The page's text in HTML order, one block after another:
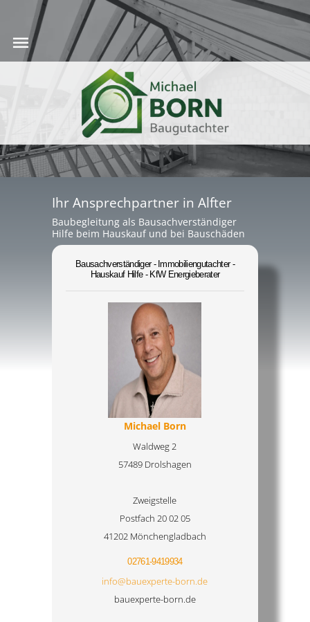
Ihr Ansprechpartner in Alfter
Baubegleitung als Bausachverständiger
Hilfe beim Hauskauf und bei Bauschäden
Bausachverständiger - Immobiliengutachter -
Hauskauf Hilfe - KfW Energieberater
Michael Born
Waldweg 2
57489 Drolshagen
Zweigstelle
Postfach 20 02 05
41202 Mönchengladbach
02761-9419934
info@bauexperte-born.de
bauexperte-born.de